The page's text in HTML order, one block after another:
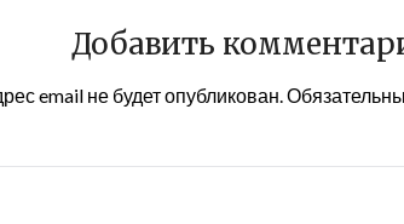
Добавить
email не будет опубликован.